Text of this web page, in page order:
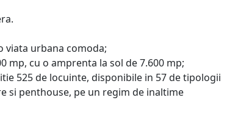
viata urbana comoda;
mp, cu o amprenta la sol de 7.600 mp;
525 de locuinte, disponibile in 57 de tipologii
si penthouse, pe un regim de inaltime